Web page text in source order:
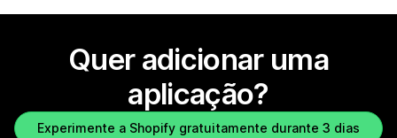
Quer adicionar uma
aplicação?
Experimente a Shopify gratuitamente durante 3 dias